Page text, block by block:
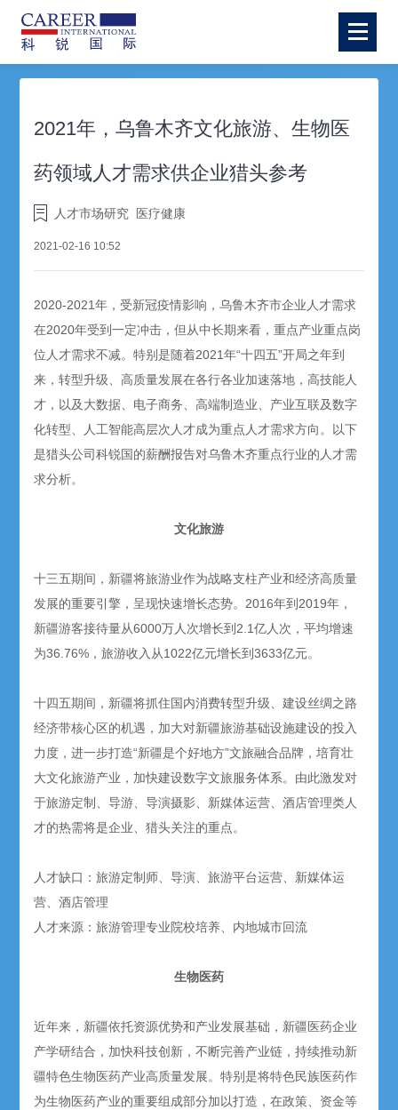
2021年，乌鲁木齐文化旅游、生物医
药领域人才需求供企业猎头参考
人才市场研究 医疗健康
2021-02-16 10:52
2020-2021年，受新冠疫情影响，乌鲁木齐市企业人才需求
在2020年受到一定冲击，但从中长期来看，重点产业重点岗
位人才需求不减。特别是随着2021年“十四五”开局之年到
来，转型升级、高质量发展在各行各业加速落地，高技能人
才，以及大数据、电子商务、高端制造业、产业互联及数字
化转型、人工智能高层次人才成为重点人才需求方向。以下
是猎头公司科锐国的薪酬报告对乌鲁木齐重点行业的人才需
求分析。
文化旅游
十三五期间，新疆将旅游业作为战略支柱产业和经济高质量
发展的重要引擎，呈现快速增长态势。2016年到2019年，
新疆游客接待量从6000万人次增长到2.1亿人次，平均增速
为36.76%，旅游收入从1022亿元增长到3633亿元。
十四五期间，新疆将抓住国内消费转型升级、建设丝绸之路
经济带核心区的机遇，加大对新疆旅游基础设施建设的投入
力度，进一步打造“新疆是个好地方”文旅融合品牌，培育壮
大文化旅游产业，加快建设数字文旅服务体系。由此激发对
于旅游定制、导游、导演摄影、新媒体运营、酒店管理类人
才的热需将是企业、猎头关注的重点。
人才缺口：旅游定制师、导演、旅游平台运营、新媒体运
营、酒店管理
人才来源：旅游管理专业院校培养、内地城市回流
生物医药
近年来，新疆依托资源优势和产业发展基础，新疆医药企业
产学研结合，加快科技创新，不断完善产业链，持续推动新
疆特色生物医药产业高质量发展。特别是将特色民族医药作
为生物医药产业的重要组成部分加以打造，在政策、资金等